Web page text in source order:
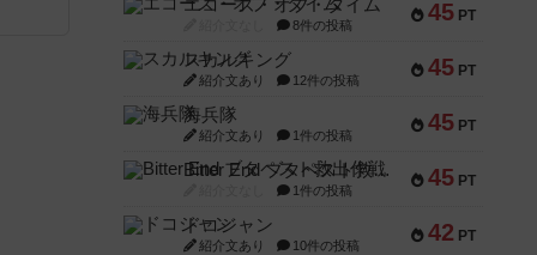
45 PT
エコーズ・オブ・タイム
8件の投稿
45 PT
スカルキング
紹介文あり 12件の投稿
45 PT
海兵隊
紹介文あり 1件の投稿
45 PT
Bitter End ブタペスト救出作戦
1件の投稿
42 PT
ドコジャン
紹介文あり 10件の投稿